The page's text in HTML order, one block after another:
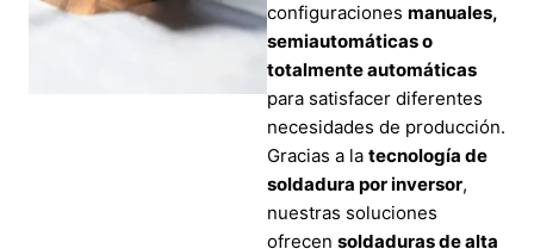
configuraciones manuales,
semiautomáticas o
totalmente automáticas
para satisfacer diferentes
necesidades de producción.
Gracias a la tecnología de
soldadura por inversor,
nuestras soluciones
ofrecen soldaduras de alta